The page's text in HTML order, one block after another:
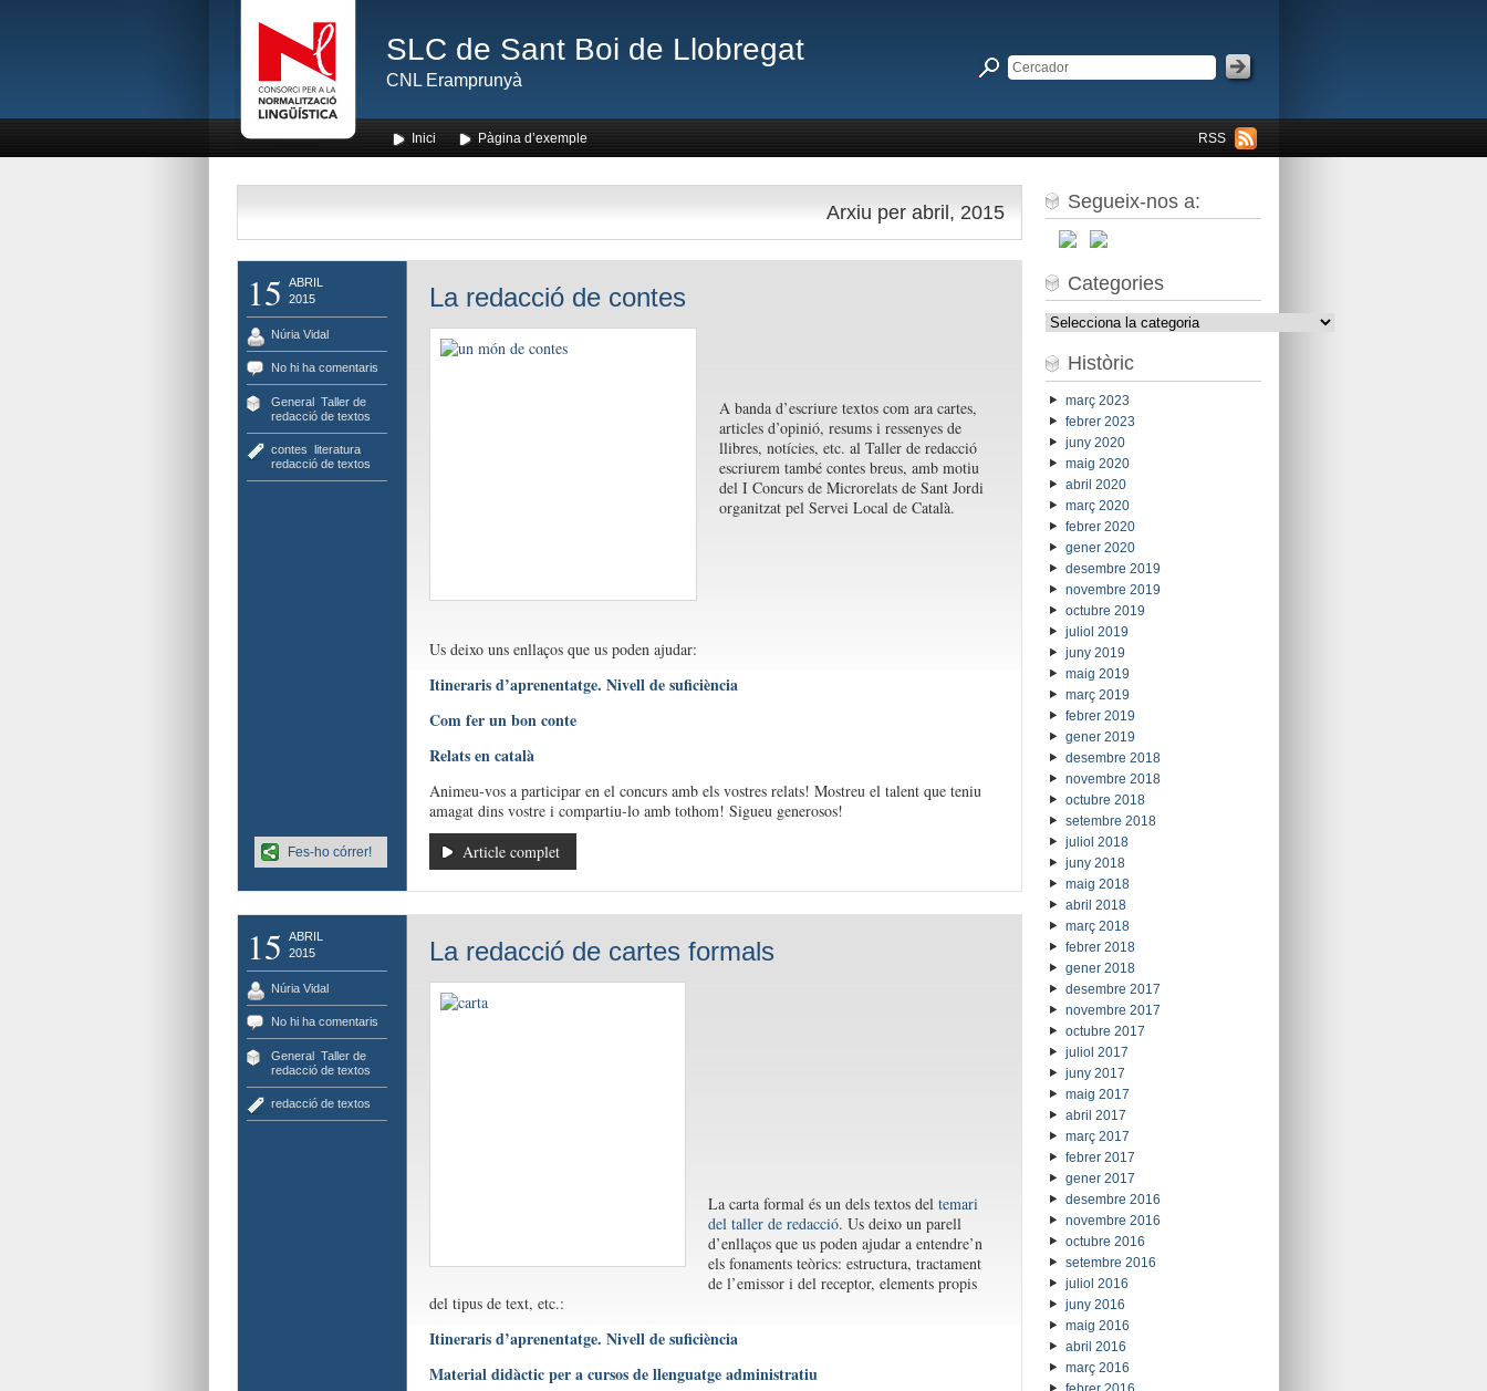
SLC de Sant Boi de Llobregat
CNL Eramprunyà
RSS
Inici Pàgina d’exemple
Arxiu per abril, 2015
15
ABRIL
2015
Núria Vidal
No hi ha comentaris
General, Taller de
redacció de textos
contes literatura,
redacció de textos
La redacció de contes
A banda d’escriure textos com ara cartes,
articles d’opinió, resums i ressenyes de
llibres, notícies, etc. al Taller de redacció
escriurem també contes breus, amb motiu
del I Concurs de Microrelats de Sant Jordi
organitzat pel Servei Local de Català.
Us deixo uns enllaços que us poden ajudar:
Itineraris d’aprenentatge. Nivell de suficiència
Com fer un bon conte
Relats en català
Animeu-vos a participar en el concurs amb els vostres relats! Mostreu el talent que teniu
amagat dins vostre i compartiu-lo amb tothom! Sigueu generosos!
Article complet
Fes-ho córrer!
15
ABRIL
2015
Núria Vidal
No hi ha comentaris
General, Taller de
redacció de textos
redacció de textos
La redacció de cartes formals
La carta formal és un dels textos del temari
del taller de redacció. Us deixo un parell
d’enllaços que us poden ajudar a entendre’n
els fonaments teòrics: estructura, tractament
de l’emissor i del receptor, elements propis
del tipus de text, etc.:
Itineraris d’aprenentatge. Nivell de suficiència
Material didàctic per a cursos de llenguatge administratiu
Segueix-nos a:
Categories
Categories
Històric
març 2023
febrer 2023
juny 2020
maig 2020
abril 2020
març 2020
febrer 2020
gener 2020
desembre 2019
novembre 2019
octubre 2019
juliol 2019
juny 2019
maig 2019
març 2019
febrer 2019
gener 2019
desembre 2018
novembre 2018
octubre 2018
setembre 2018
juliol 2018
juny 2018
maig 2018
abril 2018
març 2018
febrer 2018
gener 2018
desembre 2017
novembre 2017
octubre 2017
juliol 2017
juny 2017
maig 2017
abril 2017
març 2017
febrer 2017
gener 2017
desembre 2016
novembre 2016
octubre 2016
setembre 2016
juliol 2016
juny 2016
maig 2016
abril 2016
març 2016